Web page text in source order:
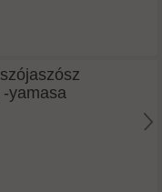
yamasa